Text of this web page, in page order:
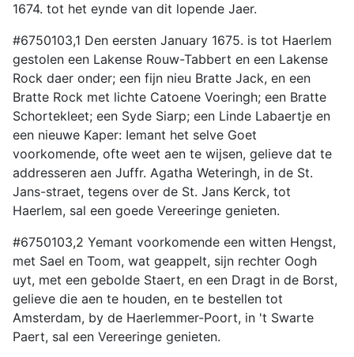
1674. tot het eynde van dit lopende Jaer.
#6750103,1 Den eersten January 1675. is tot Haerlem
gestolen een Lakense Rouw-Tabbert en een Lakense
Rock daer onder; een fijn nieu Bratte Jack, en een
Bratte Rock met lichte Catoene Voeringh; een Bratte
Schortekleet; een Syde Siarp; een Linde Labaertje en
een nieuwe Kaper: Iemant het selve Goet
voorkomende, ofte weet aen te wijsen, gelieve dat te
addresseren aen Juffr. Agatha Weteringh, in de St.
Jans-straet, tegens over de St. Jans Kerck, tot
Haerlem, sal een goede Vereeringe genieten.
#6750103,2 Yemant voorkomende een witten Hengst,
met Sael en Toom, wat geappelt, sijn rechter Oogh
uyt, met een gebolde Staert, en een Dragt in de Borst,
gelieve die aen te houden, en te bestellen tot
Amsterdam, by de Haerlemmer-Poort, in 't Swarte
Paert, sal een Vereeringe genieten.